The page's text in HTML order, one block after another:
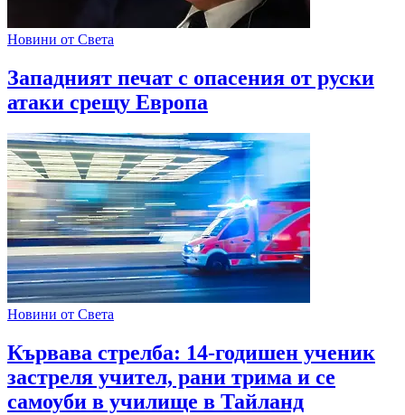
Новини от Света
Западният печат с опасения от руски
атаки срещу Европа
Новини от Света
Кървава стрелба: 14-годишен ученик
застреля учител, рани трима и се
самоуби в училище в Тайланд